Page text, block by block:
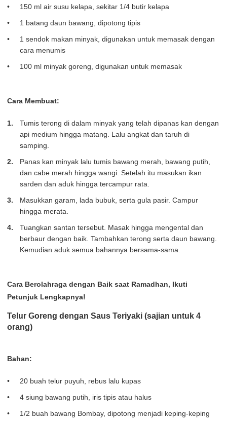
150 ml air susu kelapa, sekitar 1/4 butir kelapa
1 batang daun bawang, dipotong tipis
1 sendok makan minyak, digunakan untuk memasak dengan
cara menumis
100 ml minyak goreng, digunakan untuk memasak
Cara Membuat:
Tumis terong di dalam minyak yang telah dipanas kan dengan
api medium hingga matang. Lalu angkat dan taruh di
samping.
Panas kan minyak lalu tumis bawang merah, bawang putih,
dan cabe merah hingga wangi. Setelah itu masukan ikan
sarden dan aduk hingga tercampur rata.
Masukkan garam, lada bubuk, serta gula pasir. Campur
hingga merata.
Tuangkan santan tersebut. Masak hingga mengental dan
berbaur dengan baik. Tambahkan terong serta daun bawang.
Kemudian aduk semua bahannya bersama-sama.
Cara Berolahraga dengan Baik saat Ramadhan, Ikuti
Petunjuk Lengkapnya!
Telur Goreng dengan Saus Teriyaki (sajian untuk 4
orang)
Bahan:
20 buah telur puyuh, rebus lalu kupas
4 siung bawang putih, iris tipis atau halus
1/2 buah bawang Bombay, dipotong menjadi keping-keping